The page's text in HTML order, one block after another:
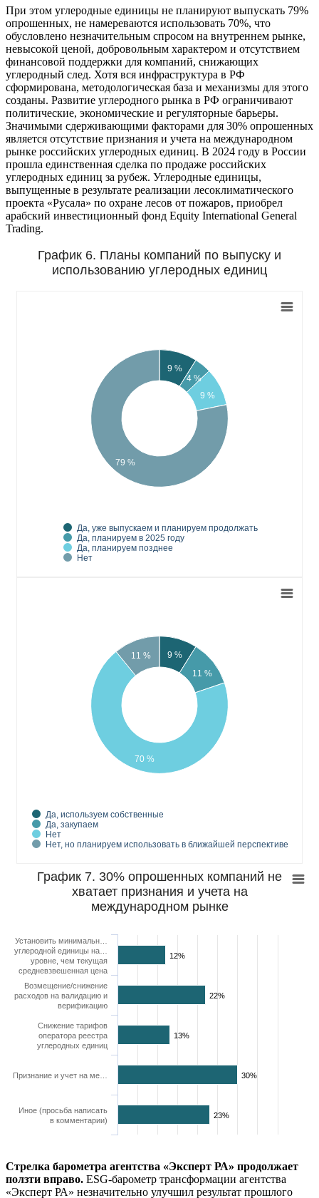
При этом углеродные единицы не планируют выпускать 79%
опрошенных, не намереваются использовать 70%, что
обусловлено незначительным спросом на внутреннем рынке,
невысокой ценой, добровольным характером и отсутствием
финансовой поддержки для компаний, снижающих
углеродный след. Хотя вся инфраструктура в РФ
сформирована, методологическая база и механизмы для этого
созданы. Развитие углеродного рынка в РФ ограничивают
политические, экономические и регуляторные барьеры.
Значимыми сдерживающими факторами для 30% опрошенных
является отсутствие признания и учета на международном
рынке российских углеродных единиц. В 2024 году в России
прошла единственная сделка по продаже российских
углеродных единиц за рубеж. Углеродные единицы,
выпущенные в результате реализации лесоклиматического
проекта «Русала» по охране лесов от пожаров, приобрел
арабский инвестиционный фонд Equity International General
Trading.
График 6. Планы компаний по выпуску и
использованию углеродных единиц
9 %
4 %
9 %
79 %
Да, уже выпускаем и планируем продолжать
Да, планируем в 2025 году
Да, планируем позднее
Нет
9 %
11 %
70 %
11 %
Да, используем собственные
Да, закупаем
Нет
Нет, но планируем использовать в ближайшей перспективе
График 7. 30% опрошенных компаний не
хватает признания и учета на
международном рынке
12%
22%
13%
30%
23%
Установить минимальн…
углеродной единицы на…
уровне, чем текущая
средневзвешенная цена
Возмещение/снижение
расходов на валидацию и
верификацию
Снижение тарифов
оператора реестра
углеродных единиц
Признание и учет на ме…
Иное (просьба написать
в комментарии)
Стрелка барометра агентства «Эксперт РА» продолжает
ползти вправо. ESG-барометр трансформации агентства
«Эксперт РА» незначительно улучшил результат прошлого